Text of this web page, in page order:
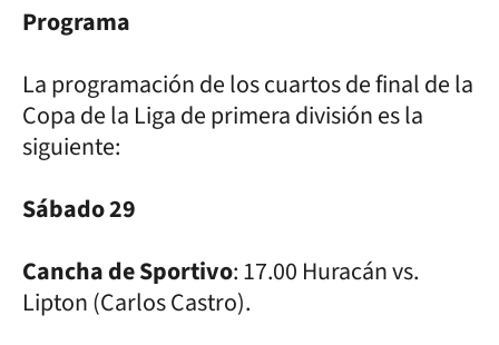
Programa
La programación de los cuartos de final de la
Copa de la Liga de primera división es la
siguiente:
Sábado 29
Cancha de Sportivo: 17.00 Huracán vs.
Lipton (Carlos Castro).